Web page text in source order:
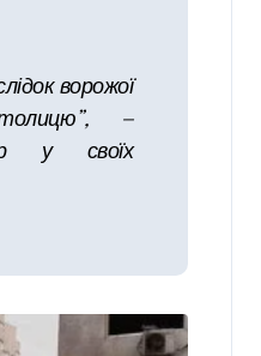
ворожої
—
у своїх